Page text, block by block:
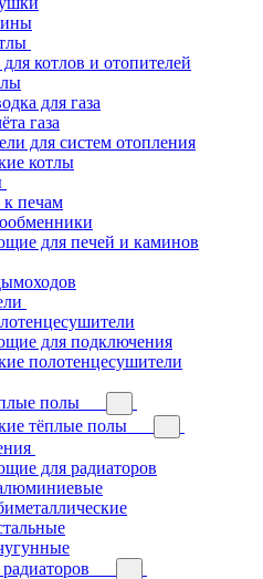
котлов и отопителей
для газа
газа
для систем отопления
котлы
к печам
для печей и каминов
для подключения
полотенцесушители
полы
тёплые полы
для радиаторов